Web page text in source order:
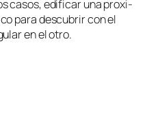
ca­sos, edi­fi­car una pro­xi­
pa­ra des­cu­brir con el
en el otro.